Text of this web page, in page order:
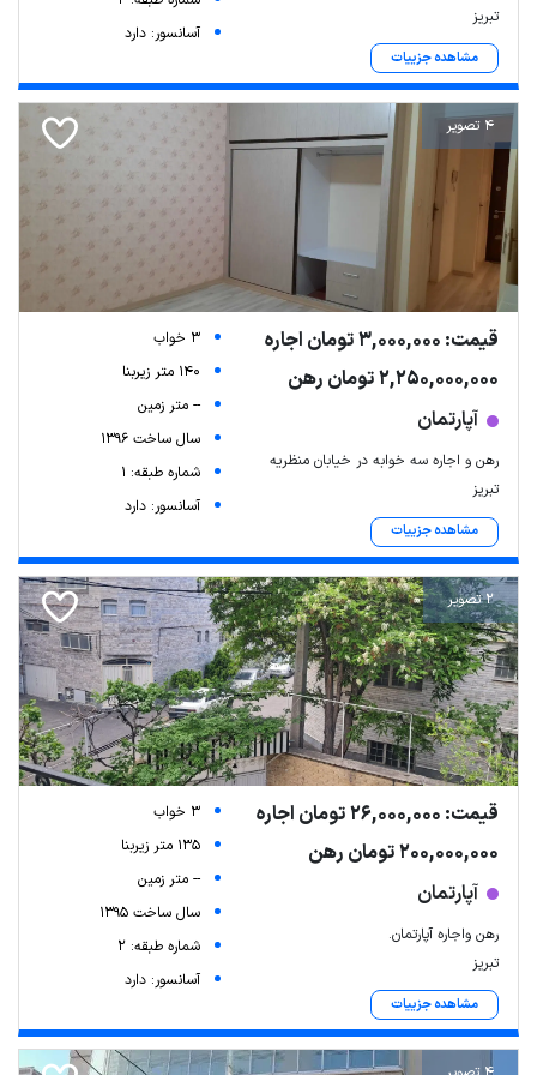
تبریز
مشاهده جزییات
آسانسور: دارد
4 تصویر
قیمت: 3,000,000 تومان اجاره
2,250,000,000 تومان رهن
آپارتمان
رهن و اجاره سه خوابه در خیابان منظریه
تبریز
مشاهده جزییات
3 خواب
140 متر زیربنا
-- متر زمین
سال ساخت 1396
شماره طبقه: 1
آسانسور: دارد
2 تصویر
قیمت: 26,000,000 تومان اجاره
200,000,000 تومان رهن
آپارتمان
رهن واجاره آپارتمان.
تبریز
مشاهده جزییات
3 خواب
135 متر زیربنا
-- متر زمین
سال ساخت 1395
شماره طبقه: 2
آسانسور: دارد